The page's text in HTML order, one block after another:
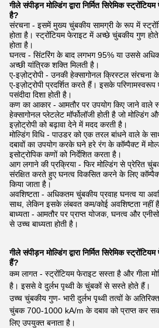
गीले संपीड़न मोल्डिंग द्वारा निर्मित सिरेमिक
है?
संरचना - इसमें मुख्य चुंबकीय सामग्री के रूप में
होता है। स्ट्रोंटियम फेराइट में अच्छे चुंबकीय गुण
होता है।
घनत्व - सिंटरिंग के बाद लगभग 95% या उससे
अच्छी यांत्रिक शक्ति मिलती है।
ए-इज़ोट्रोपी - उनकी हेक्सागोनल क्रिस्टल संरचना
ए-इज़ोट्रोपी प्रदर्शित करते हैं। इसके
पसंदीदा दिशा होती है।
कण का आकार - आमतौर पर उपयोग किए जाने वाले
हेक्सागोनल प्लेटलेट मॉर्फोलॉजी होती है जो मोल्डिंग
इज़ोट्रोपी को बढ़ावा देने में मदद करती है।
मोल्डिंग विधि - पाउडर को एक तरल बांधने वाले के
दबावों का उपयोग करके घने हरे रंग के कॉम्पैक्ट में
इसोट्रोपिक कणों को निर्देशित करता है।
आग लगाने की प्रक्रिया - फिर मोल्डिंग से प्रेरित
संरक्षित करते हुए घनत्व विकसित करने के लिए
किया जाता है।
अवशिष्टता - अधिकतम चुंबकीय प्रवाह घनत्व या
साथ, लेकिन इसके लंबवत कम/कोई अवशिष्टता नहीं
बाध्यता - आमतौर पर प्राप्त योजक, घनत्व और
से उच्च बाध्यता होती है।
गीले संपीड़न मोल्डिंग द्वारा निर्मित सिरेमिक
हैं?
कम लागत - स्ट्रोंटियम फेराइट सस्ता है और गीला
है। इससे वे दुर्लभ पृथ्वी के चुंबकों से सस्ते होते हैं।
उच्च चुंबकीय गुण- भारी दुर्लभ पृथ्वी तत्वों के
चुंबक 700-1000 kA/m के दबाव को प्राप्त कर
लिए उपयुक्त बनाता है।